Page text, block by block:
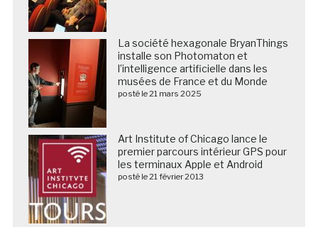
La société hexagonale BryanThings
installe son Photomaton et
l’intelligence artificielle dans les
musées de France et du Monde
posté le 21 mars 2025
Art Institute of Chicago lance le
premier parcours intérieur GPS pour
les terminaux Apple et Android
posté le 21 février 2013